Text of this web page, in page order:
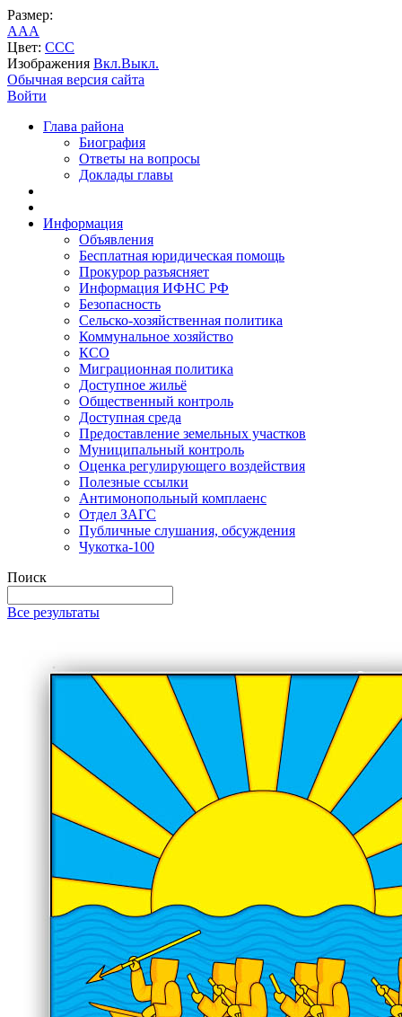
Размер:
AAA
Цвет: CCC
Изображения Вкл.Выкл.
Обычная версия сайта
Войти
Глава района
Биография
Ответы на вопросы
Доклады главы
Информация
Объявления
Бесплатная юридическая помощь
Прокурор разъясняет
Информация ИФНС РФ
Безопасность
Сельско-хозяйственная политика
Коммунальное хозяйство
КСО
Миграционная политика
Доступное жильё
Общественный контроль
Доступная среда
Предоставление земельных участков
Муниципальный контроль
Оценка регулирующего воздействия
Полезные ссылки
Антимонопольный комплаенс
Отдел ЗАГС
Публичные слушания, обсуждения
Чукотка-100
Поиск
Все результаты